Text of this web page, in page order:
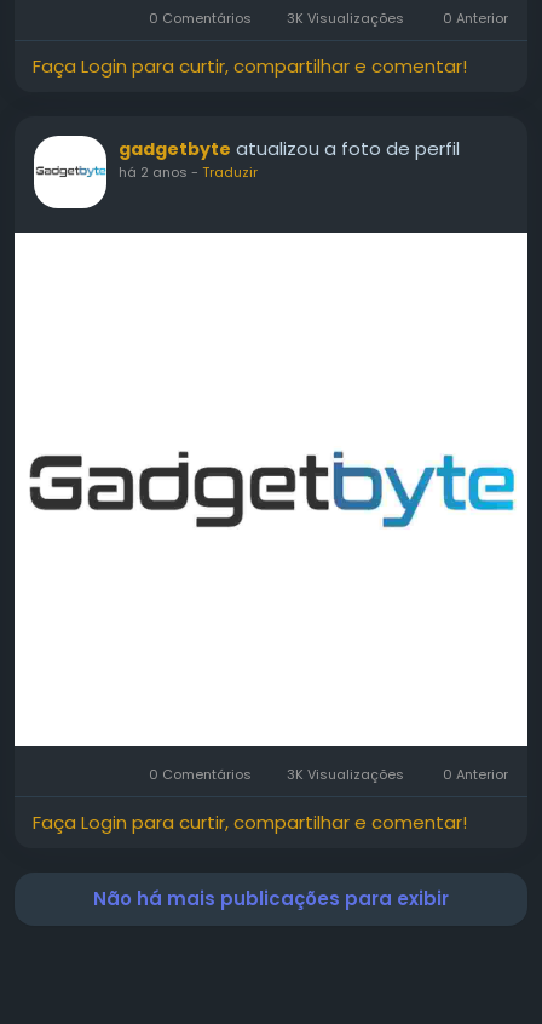
0 Comentários 3K Visualizações 0 Anterior
Faça Login para curtir, compartilhar e comentar!
gadgetbyte atualizou a foto de perfil
há 2 anos - Traduzir
0 Comentários 3K Visualizações 0 Anterior
Faça Login para curtir, compartilhar e comentar!
Não há mais publicações para exibir